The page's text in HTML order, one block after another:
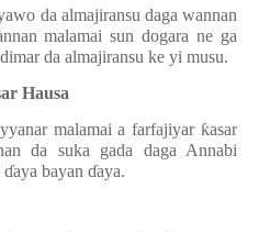
da almajiransu daga wannan
malamai sun dogara ne ga
da almajiransu ke yi musu.
Hausa
malamai a farfajiyar ƙasar
da suka gada daga Annabi
ɗaya bayan ɗaya.